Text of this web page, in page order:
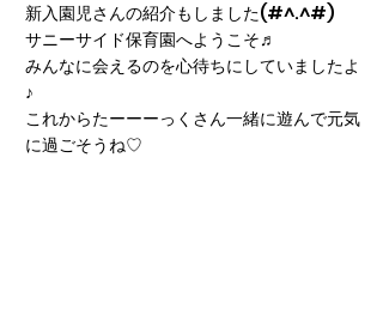
新入園児さんの紹介もしました(#^.^#)
サニーサイド保育園へようこそ♬
みんなに会えるのを心待ちにしていましたよ
♪
これからたーーーっくさん一緒に遊んで元気
に過ごそうね♡